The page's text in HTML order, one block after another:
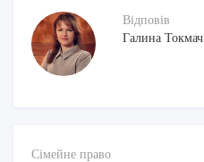
Відповів
Галина Токмач
Сімейне право